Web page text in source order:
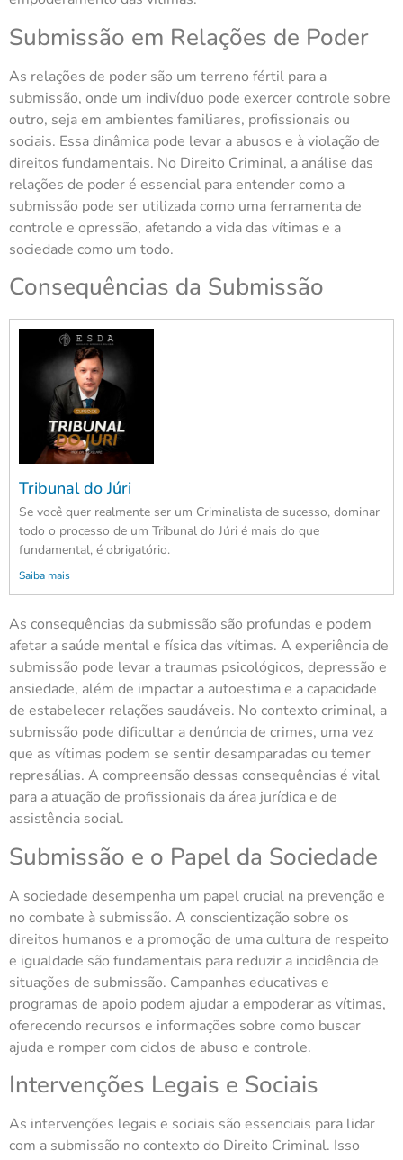
Submissão em Relações de Poder
As relações de poder são um terreno fértil para a
submissão, onde um indivíduo pode exercer controle sobre
outro, seja em ambientes familiares, profissionais ou
sociais. Essa dinâmica pode levar a abusos e à violação de
direitos fundamentais. No Direito Criminal, a análise das
relações de poder é essencial para entender como a
submissão pode ser utilizada como uma ferramenta de
controle e opressão, afetando a vida das vítimas e a
sociedade como um todo.
Consequências da Submissão
Tribunal do Júri
Se você quer realmente ser um Criminalista de sucesso, dominar
todo o processo de um Tribunal do Júri é mais do que
fundamental, é obrigatório.
Saiba mais
As consequências da submissão são profundas e podem
afetar a saúde mental e física das vítimas. A experiência de
submissão pode levar a traumas psicológicos, depressão e
ansiedade, além de impactar a autoestima e a capacidade
de estabelecer relações saudáveis. No contexto criminal, a
submissão pode dificultar a denúncia de crimes, uma vez
que as vítimas podem se sentir desamparadas ou temer
represálias. A compreensão dessas consequências é vital
para a atuação de profissionais da área jurídica e de
assistência social.
Submissão e o Papel da Sociedade
A sociedade desempenha um papel crucial na prevenção e
no combate à submissão. A conscientização sobre os
direitos humanos e a promoção de uma cultura de respeito
e igualdade são fundamentais para reduzir a incidência de
situações de submissão. Campanhas educativas e
programas de apoio podem ajudar a empoderar as vítimas,
oferecendo recursos e informações sobre como buscar
ajuda e romper com ciclos de abuso e controle.
Intervenções Legais e Sociais
As intervenções legais e sociais são essenciais para lidar
com a submissão no contexto do Direito Criminal. Isso